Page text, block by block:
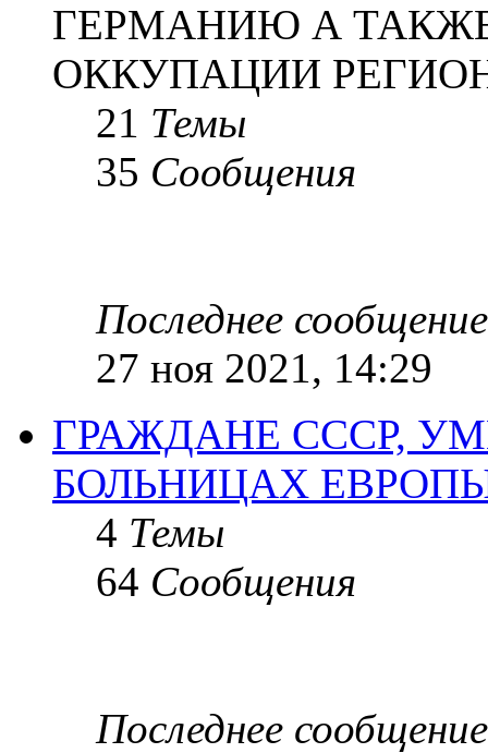
ГЕРМАНИЮ А
ОККУПАЦИИ
21 Темы
35 Сообщения
Последнее сообщение
27 ноя 2021, 14:29
ГРАЖДАНЕ СССР,
БОЛЬНИЦАХ
4 Темы
64 Сообщения
Последнее сообщение